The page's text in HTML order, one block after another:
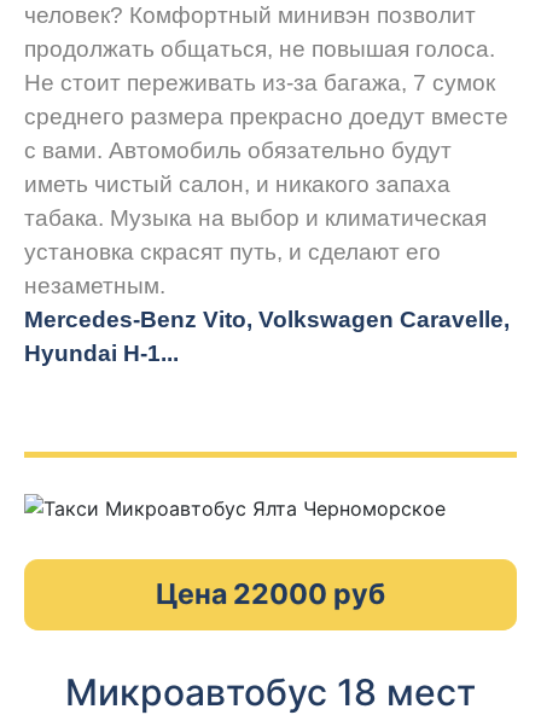
человек? Комфортный минивэн позволит
продолжать общаться, не повышая голоса.
Не стоит переживать из-за багажа, 7 сумок
среднего размера прекрасно доедут вместе
с вами. Автомобиль обязательно будут
иметь чистый салон, и никакого запаха
табака. Музыка на выбор и климатическая
установка скрасят путь, и сделают его
незаметным.
Mercedes-Benz Vito, Volkswagen Caravelle,
Hyundai H-1...
Цена 22000 руб
Микроавтобус 18 мест